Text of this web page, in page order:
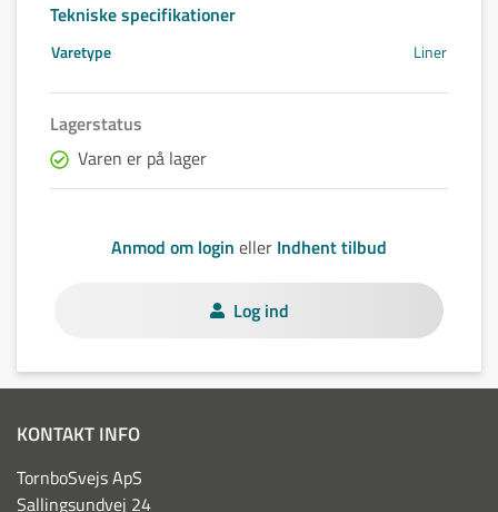
Tekniske specifikationer
Varetype Liner
Lagerstatus
Varen er på lager
Anmod om login eller Indhent tilbud
Log ind
KONTAKT INFO
TornboSvejs ApS
Sallingsundvej 24